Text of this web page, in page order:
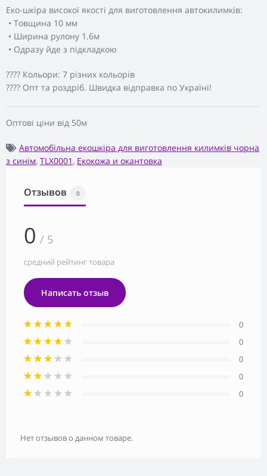
Еко-шкіра високої якості для виготовлення автокилимків:
• Товщина 10 мм
• Ширина рулону 1.6м
• Одразу йде з підкладкою
???? Кольори: 7 різних кольорів
???? Опт та роздріб. Швидка відправка по Україні!
Оптові ціни від 50м
Автомобільна екошкіра для виготовлення килимків чорна
з синім, TLX0001 , Екокожа и окантовка
Отзывов 0
0 / 5
средний рейтинг товара
Написать отзыв
0
0
0
0
0
Нет отзывов о данном товаре.